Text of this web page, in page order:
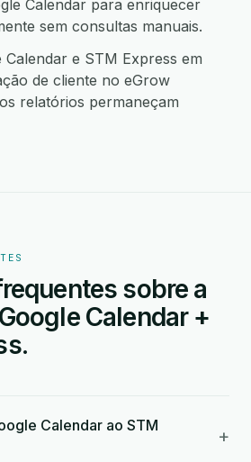
Calendar para enriquecer
sem consultas manuais.
e STM Express em
de cliente no eGrow
relatórios permaneçam
sobre a
Calendar +
Calendar ao STM
+